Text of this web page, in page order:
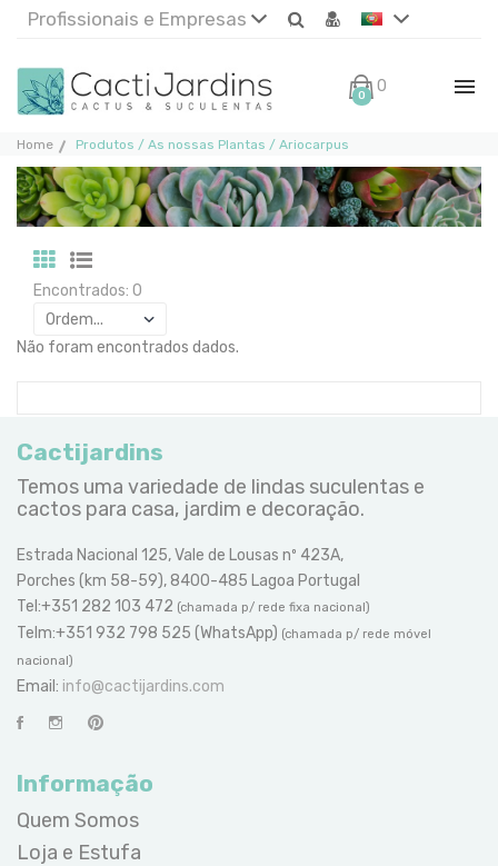
Profissionais e Empresas
0 0€
Home Produtos / As nossas Plantas / Ariocarpus
Encontrados: 0
Não foram encontrados dados.
Cactijardins
Temos uma variedade de lindas suculentas e
cactos para casa, jardim e decoração.
Estrada Nacional 125, Vale de Lousas nº 423A,
Porches (km 58-59), 8400-485 Lagoa Portugal
Tel:+351 282 103 472 (chamada p/ rede fixa nacional)
Telm:+351 932 798 525 (WhatsApp) (chamada p/ rede móvel
nacional)
Email: info@cactijardins.com
Informação
Quem Somos
Loja e Estufa